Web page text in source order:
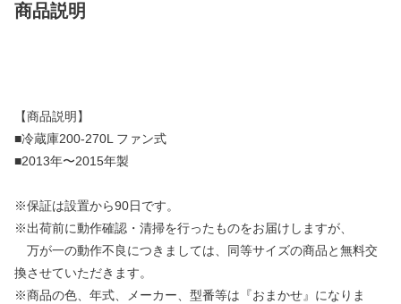
商品説明
【商品説明】
■冷蔵庫200-270L ファン式
■2013年〜2015年製
※保証は設置から90日です。
※出荷前に動作確認・清掃を行ったものをお届けしますが、
万が一の動作不良につきましては、同等サイズの商品と無料交
換させていただきます。
※商品の色、年式、メーカー、型番等は『おまかせ』になりま